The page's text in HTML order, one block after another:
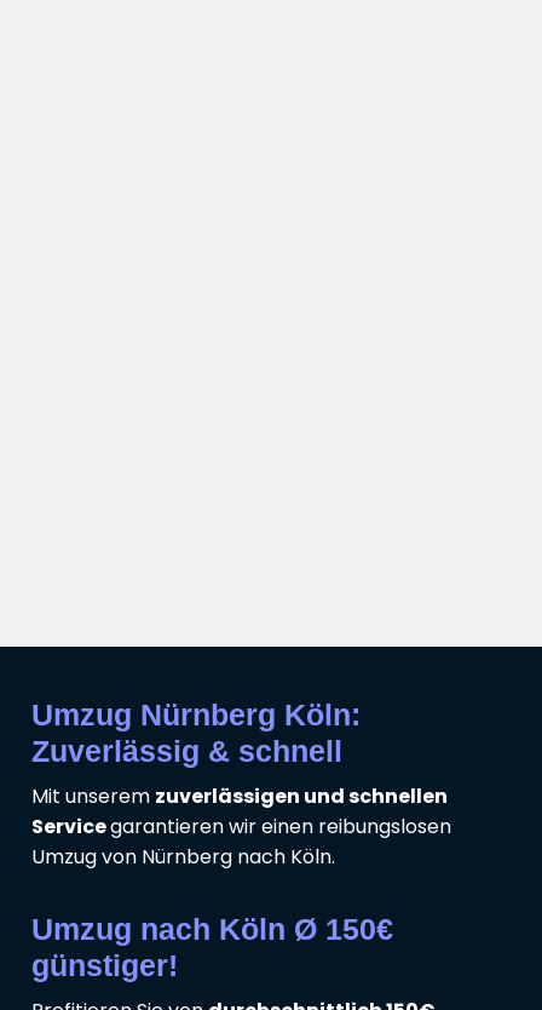
Umzug Nürnberg Köln:
Zuverlässig & schnell
Mit unserem zuverlässigen und schnellen
Servicegarantieren wir einen reibungslosen
Umzug von Nürnberg nach Köln.
Umzug nach Köln Ø 150€
günstiger!